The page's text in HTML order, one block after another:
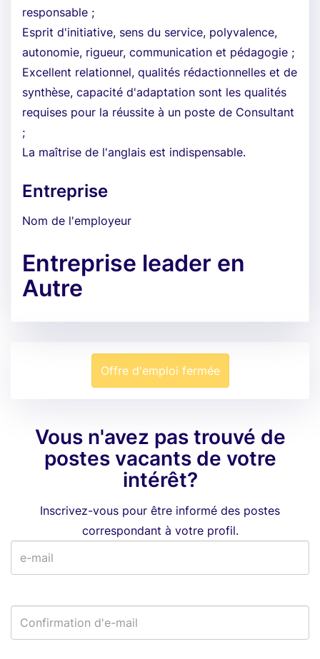
responsable ;
Esprit d'initiative, sens du service, polyvalence,
autonomie, rigueur, communication et pédagogie ;
Excellent relationnel, qualités rédactionnelles et de
synthèse, capacité d'adaptation sont les qualités
requises pour la réussite à un poste de Consultant
;
La maîtrise de l'anglais est indispensable.
Entreprise
Nom de l'employeur
Entreprise leader en
Autre
Offre d'emploi fermée
Vous n'avez pas trouvé de
postes vacants de votre
intérêt?
Inscrivez-vous pour être informé des postes
correspondant à votre profil.